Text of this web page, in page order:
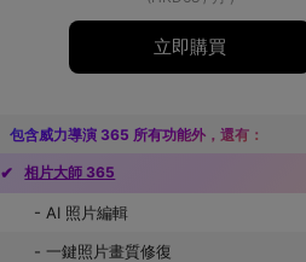
立即購買
包含威力導演 365 所有功能外，還有：
✔ 相片大師 365
相片大師 365
- AI 照片編輯
- 一鍵照片畫質修復